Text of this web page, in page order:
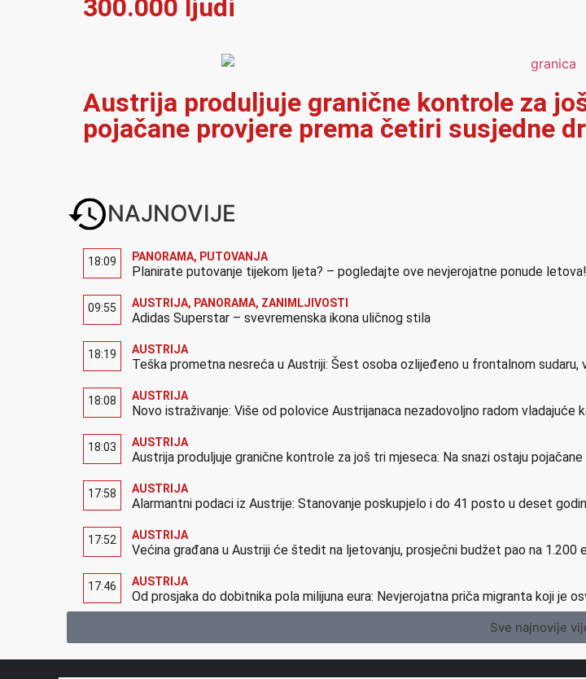
300.000 ljudi
Austrija produljuje granične kontrole za
pojačane provjere prema četiri susjedne
NAJNOVIJE
18:09 PANORAMA, PUTOVANJA
Planirate putovanje tijekom ljeta? – pogledajte ove nevjerojatne ponude letova!
09:55 AUSTRIJA, PANORAMA, ZANIMLJIVOSTI
Adidas Superstar – svevremenska ikona uličnog stila
18:19 AUSTRIJA
Teška prometna nesreća u Austriji: Šest osoba ozlijeđeno u frontalnom
18:08 AUSTRIJA
Novo istraživanje: Više od polovice Austrijanaca nezadovoljno radom vladajuće
18:03 AUSTRIJA
Austrija produljuje granične kontrole za još tri mjeseca: Na snazi ostaju
17:58 AUSTRIJA
Alarmantni podaci iz Austrije: Stanovanje poskupjelo i do 41 posto u deset
17:52 AUSTRIJA
Većina građana u Austriji će štedit na ljetovanju, prosječni budžet pao na 1.200
17:46 AUSTRIJA
Od prosjaka do dobitnika pola milijuna eura: Nevjerojatna priča migranta koji je
Sve najnovije